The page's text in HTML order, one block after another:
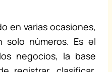
en varias ocasiones,
solo números. Es el
negocios, la base